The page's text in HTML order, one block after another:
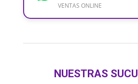
VENTAS ONLINE
NUESTRAS